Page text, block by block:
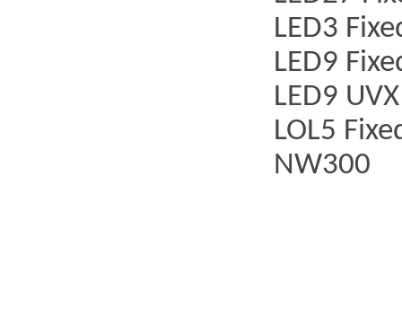
LED3
LED9
LED9
LOL5
NW300